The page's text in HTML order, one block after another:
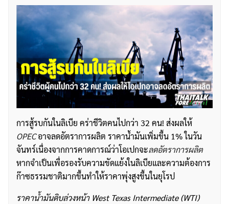
การสู้รบกันในลิเบีย คร่าชีวิตคนไปกว่า 32 คน! ส่งผลให้
OPECอาจลดอัตราการผลิต ราคาน้ำมันเพิ่มขึ้น 1% ในวัน
จันทร์เนื่องจากการคาดการณ์ว่าโอเปกจะลดอัตราการผลิต
หากจำเป็นเพื่อรองรับความขัดแย้งในลิเบียและความต้องการ
ก๊าซธรรมชาติมากขึ้นทำให้ราคาพุ่งสูงขึ้นในยุโรป
ราคาน้ำมันดิบล่วงหน้า West Texas Intermediate (WTI)